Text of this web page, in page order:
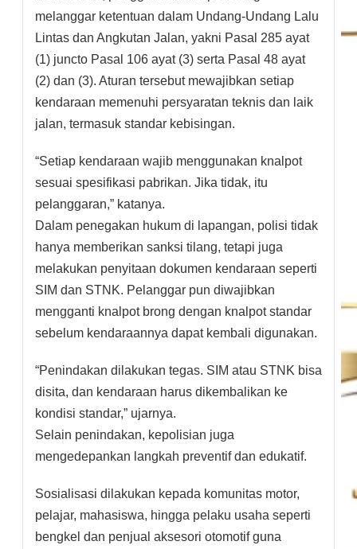
melanggar ketentuan dalam Undang-Undang Lalu
Lintas dan Angkutan Jalan, yakni Pasal 285 ayat
(1) juncto Pasal 106 ayat (3) serta Pasal 48 ayat
(2) dan (3). Aturan tersebut mewajibkan setiap
kendaraan memenuhi persyaratan teknis dan laik
jalan, termasuk standar kebisingan.
“Setiap kendaraan wajib menggunakan knalpot
sesuai spesifikasi pabrikan. Jika tidak, itu
pelanggaran,” katanya.
Dalam penegakan hukum di lapangan, polisi tidak
hanya memberikan sanksi tilang, tetapi juga
melakukan penyitaan dokumen kendaraan seperti
SIM dan STNK. Pelanggar pun diwajibkan
mengganti knalpot brong dengan knalpot standar
sebelum kendaraannya dapat kembali digunakan.
“Penindakan dilakukan tegas. SIM atau STNK bisa
disita, dan kendaraan harus dikembalikan ke
kondisi standar,” ujarnya.
Selain penindakan, kepolisian juga
mengedepankan langkah preventif dan edukatif.
Sosialisasi dilakukan kepada komunitas motor,
pelajar, mahasiswa, hingga pelaku usaha seperti
bengkel dan penjual aksesori otomotif guna